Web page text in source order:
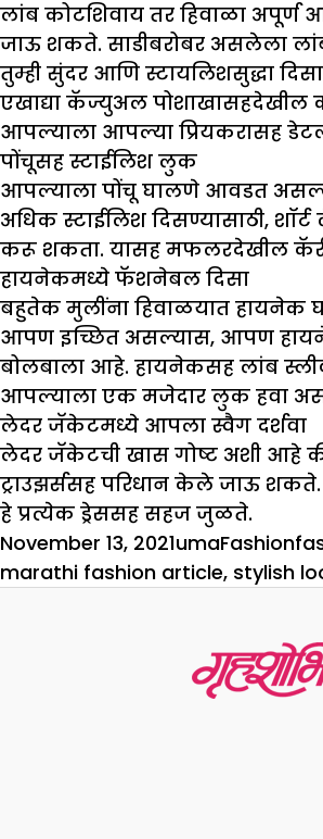
लांब कोटशिवाय तर हिवाळा अपूर्ण
जाऊ शकते. साडीबरोबर असलेला
तुम्ही सुंदर आणि स्टायलिशसुद्धा
एखाद्या कॅज्युअल पोशाखासहदेखील
आपल्याला आपल्या प्रियकरासह
पोंचूसह स्टाईलिश लुक
आपल्याला पोंचू घालणे आवडत
अधिक स्टाईलिश दिसण्यासाठी,
करू शकता. यासह मफलरदेखील
हायनेकमध्ये फॅशनेबल दिसा
बहुतेक मुलींना हिवाळयात हायनेक
आपण इच्छित असल्यास, आपण
बोलबाला आहे. हायनेकसह लांब
आपल्याला एक मजेदार लुक हवा
लेदर जॅकेटमध्ये आपला स्वैग दर्शवा
लेदर जॅकेटची खास गोष्ट अशी आहे
ट्राउझर्ससह परिधान केले जाऊ
हे प्रत्येक ड्रेससह सहज जुळते.
Posted
on
November 13, 2021Author
umaFashion
marathi fashion article, stylish